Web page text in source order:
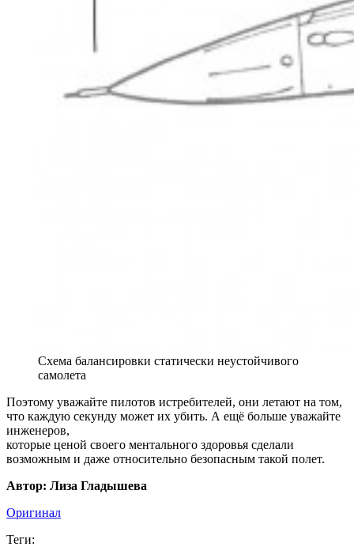
Схема балансировки статически неустойчивого
самолета
Поэтому уважайте пилотов истребителей, они летают на том,
что каждую секунду может их убить. А ещё больше уважайте
инженеров,
которые ценой своего ментального здоровья сделали
возможным и даже относительно безопасным такой полет.
Автор: Лиза Гладышева
Оригинал
Теги: